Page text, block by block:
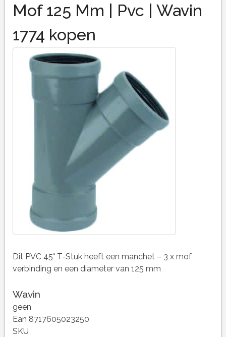
Mof 125 Mm | Pvc | Wavin
1774 kopen
Dit PVC 45° T-Stuk heeft een manchet – 3 x mof
verbinding en een diameter van 125 mm
Wavin
geen
Ean 8717605023250
SKU